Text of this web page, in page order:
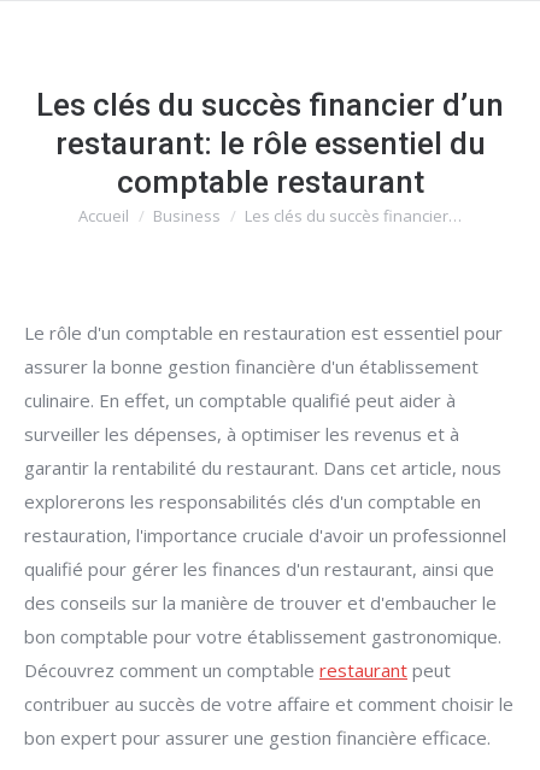
Les clés du succès financier d’un
restaurant: le rôle essentiel du
comptable restaurant
Vous êtes ici :
Accueil Business Les clés du succès financier…
Le rôle d'un comptable en restauration est essentiel pour
assurer la bonne gestion financière d'un établissement
culinaire. En effet, un comptable qualifié peut aider à
surveiller les dépenses, à optimiser les revenus et à
garantir la rentabilité du restaurant. Dans cet article, nous
explorerons les responsabilités clés d'un comptable en
restauration, l'importance cruciale d'avoir un professionnel
qualifié pour gérer les finances d'un restaurant, ainsi que
des conseils sur la manière de trouver et d'embaucher le
bon comptable pour votre établissement gastronomique.
Découvrez comment un comptable restaurant peut
contribuer au succès de votre affaire et comment choisir le
bon expert pour assurer une gestion financière efficace.